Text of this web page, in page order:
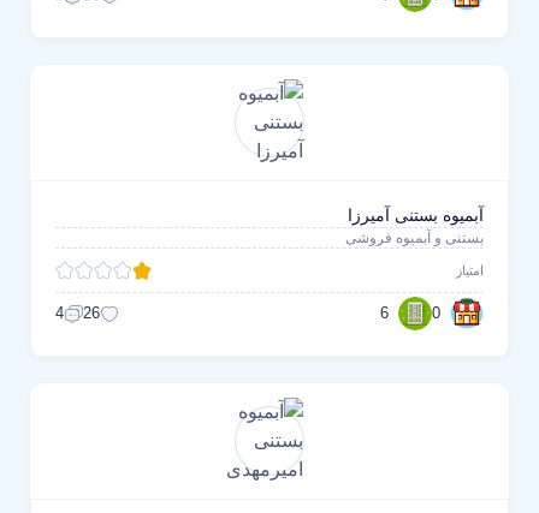
آبمیوه بستنی آمیرزا
بستنی و آبمیوه فروشی
امتیاز
0
6
26
4